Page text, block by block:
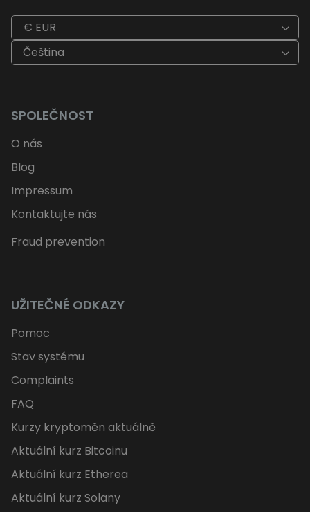
€ EUR
Čeština
SPOLEČNOST
O nás
Blog
Impressum
Kontaktujte nás
Fraud prevention
UŽITEČNÉ ODKAZY
Pomoc
Stav systému
Complaints
FAQ
Kurzy kryptoměn aktuálně
Aktuální kurz Bitcoinu
Aktuální kurz Etherea
Aktuální kurz Solany